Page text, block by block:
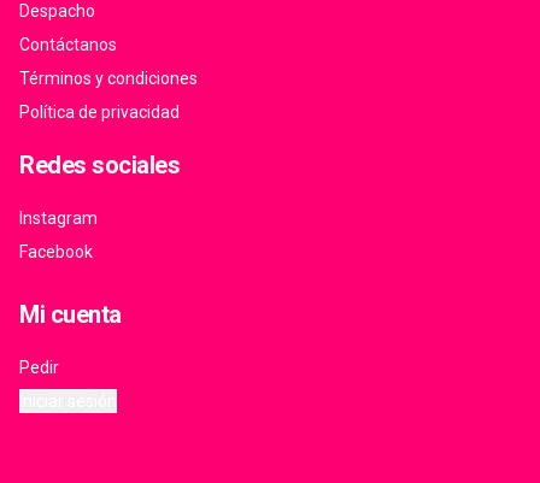
Despacho
Contáctanos
Términos y condiciones
Política de privacidad
Redes sociales
Instagram
Facebook
Mi cuenta
Pedir